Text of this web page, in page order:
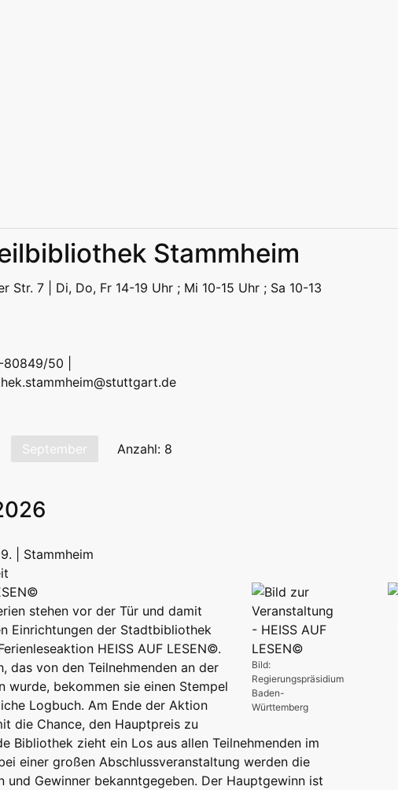
| Freizeit Kinder | Freizeit Kitas | Schulen Alle
| Freizeit Kinder | Freizeit Kitas | Schulen Alle
Stammheim
Str. 7 | Di, Do, Fr 14-19 Uhr ; Mi 10-15 Uhr ; Sa 10-13
50 |
September Anzahl: 8
| Stammheim
Bild:
Regierungspräsidium
Baden-
Württemberg
stehen vor der Tür und damit
Einrichtungen der Stadtbibliothek
HEISS AUF LESEN©.
das von den Teilnehmenden an der
wurde, bekommen sie einen Stempel
Logbuch. Am Ende der Aktion
die Chance, den Hauptpreis zu
Bibliothek zieht ein Los aus allen Teilnehmenden im
einer großen Abschlussveranstaltung werden die
und Gewinner bekanntgegeben. Der Hauptgewinn ist